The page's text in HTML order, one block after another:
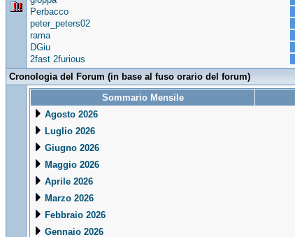
Perbacco
peter_peters02
rama
DGiu
2fast 2furious
Cronologia del Forum (in base al fuso orario del forum)
Sommario Mensile
Agosto 2026
Luglio 2026
Giugno 2026
Maggio 2026
Aprile 2026
Marzo 2026
Febbraio 2026
Gennaio 2026